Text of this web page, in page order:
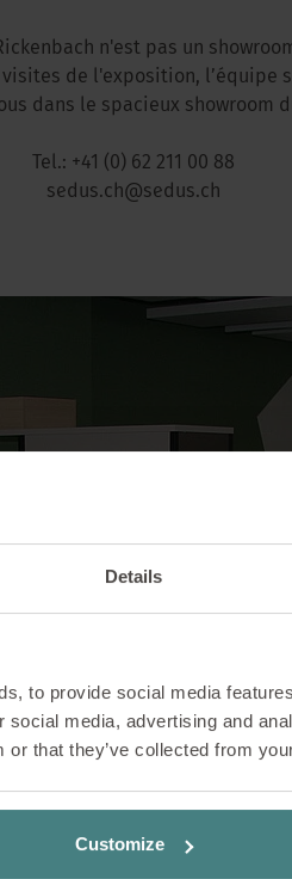
Details
to provide social media
media, advertising and
or that they’ve collected from
Customize
n'est pas un
de l'exposition, l’équipe
dans le spacieux showroom
Tel.: +41 (0) 62 211 00 88
sedus.ch@sedus.ch